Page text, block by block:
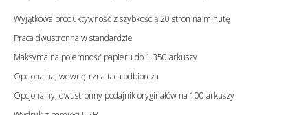
Wyjątkowa produktywność z szybkością 20 stron na minutę
Praca dwustronna w standardzie
Maksymalna pojemność papieru do 1.350 arkuszy
Opcjonalna, wewnętrzna taca odbiorcza
Opcjonalny, dwustronny podajnik oryginałów na 100 arkuszy